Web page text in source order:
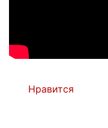
Нравится